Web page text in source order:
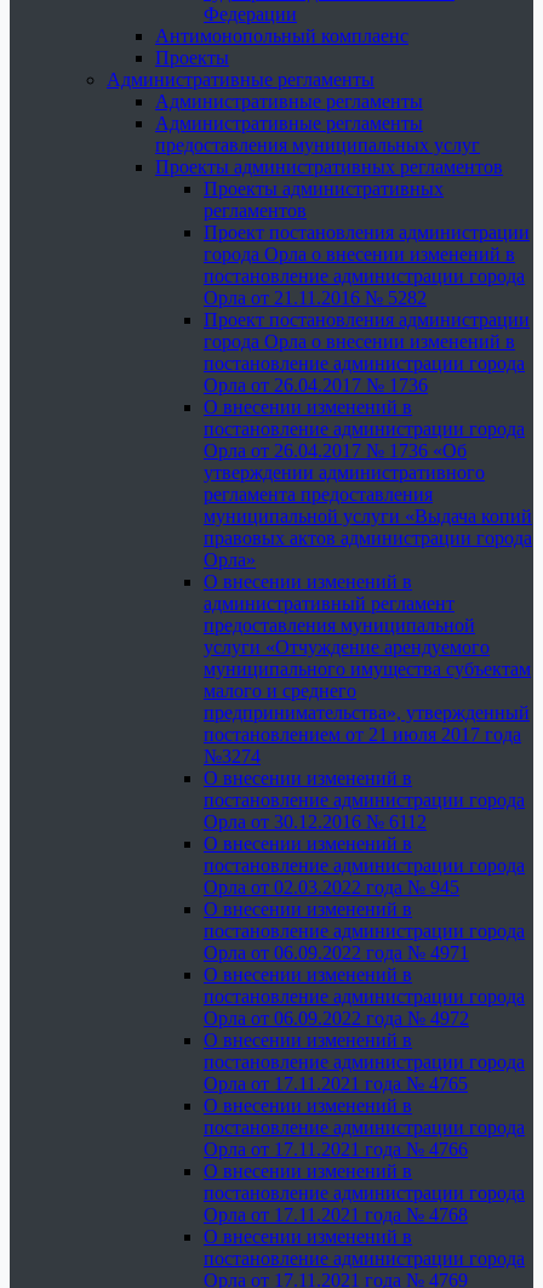
Федерации
Антимонопольный комплаенс
Проекты
Административные регламенты
Административные регламенты
Административные регламенты
предоставления муниципальных услуг
Проекты административных регламентов
Проекты административных
регламентов
Проект постановления администрации
города Орла о внесении изменений в
постановление администрации города
Орла от 21.11.2016 № 5282
Проект постановления администрации
города Орла о внесении изменений в
постановление администрации города
Орла от 26.04.2017 № 1736
О внесении изменений в
постановление администрации города
Орла от 26.04.2017 № 1736 «Об
утверждении административного
регламента предоставления
муниципальной услуги «Выдача копий
правовых актов администрации города
Орла»
О внесении изменений в
административный регламент
предоставления муниципальной
услуги «Отчуждение арендуемого
муниципального имущества субъектам
малого и среднего
предпринимательства», утвержденный
постановлением от 21 июля 2017 года
№3274
О внесении изменений в
постановление администрации города
Орла от 30.12.2016 № 6112
О внесении изменений в
постановление администрации города
Орла от 02.03.2022 года № 945
О внесении изменений в
постановление администрации города
Орла от 06.09.2022 года № 4971
О внесении изменений в
постановление администрации города
Орла от 06.09.2022 года № 4972
О внесении изменений в
постановление администрации города
Орла от 17.11.2021 года № 4765
О внесении изменений в
постановление администрации города
Орла от 17.11.2021 года № 4766
О внесении изменений в
постановление администрации города
Орла от 17.11.2021 года № 4768
О внесении изменений в
постановление администрации города
Орла от 17.11.2021 года № 4769